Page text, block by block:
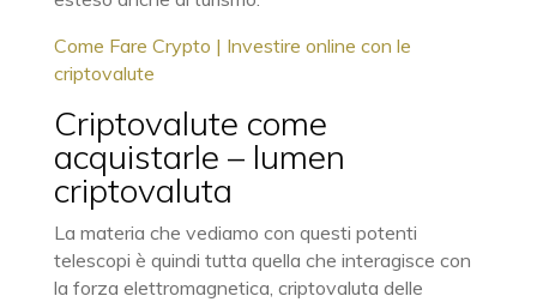
Come Fare Crypto | Investire online con le
criptovalute
Criptovalute come
acquistarle – lumen
criptovaluta
La materia che vediamo con questi potenti
telescopi è quindi tutta quella che interagisce con
la forza elettromagnetica, criptovaluta delle